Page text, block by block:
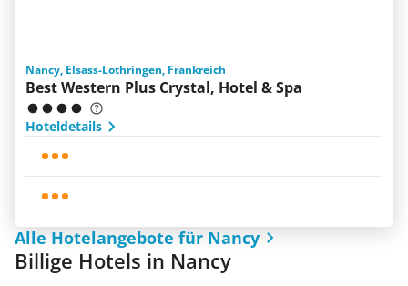
Nancy, Elsass-Lothringen, Frankreich
Best Western Plus Crystal, Hotel & Spa
Hoteldetails
Alle Hotelangebote für Nancy
Billige Hotels in Nancy